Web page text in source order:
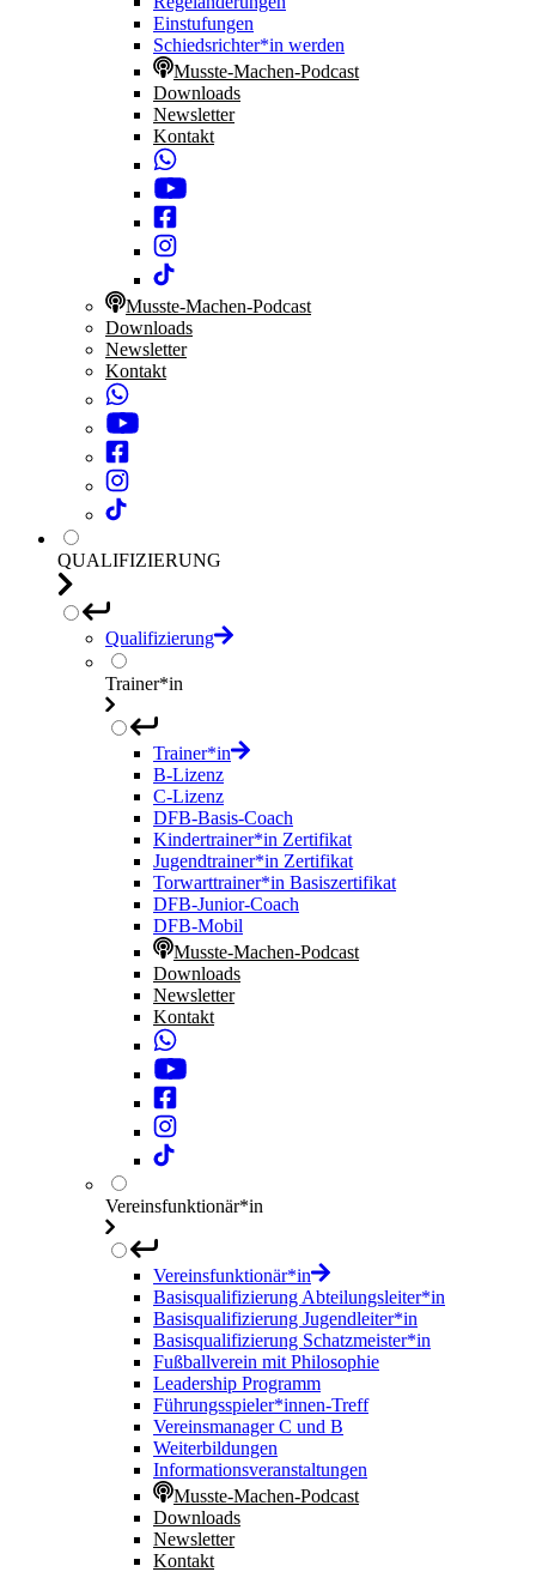
Einstufungen
Schiedsrichter*in werden
Musste-Machen-Podcast
Downloads
Newsletter
Kontakt
Musste-Machen-Podcast
Downloads
Newsletter
Kontakt
QUALIFIZIERUNG
Qualifizierung
Trainer*in
Trainer*in
B-Lizenz
C-Lizenz
DFB-Basis-Coach
Kindertrainer*in Zertifikat
Jugendtrainer*in Zertifikat
Torwarttrainer*in Basiszertifikat
DFB-Junior-Coach
DFB-Mobil
Musste-Machen-Podcast
Downloads
Newsletter
Kontakt
Vereinsfunktionär*in
Vereinsfunktionär*in
Basisqualifizierung Abteilungsleiter*in
Basisqualifizierung Jugendleiter*in
Basisqualifizierung Schatzmeister*in
Fußballverein mit Philosophie
Leadership Programm
Führungsspieler*innen-Treff
Vereinsmanager C und B
Weiterbildungen
Informationsveranstaltungen
Musste-Machen-Podcast
Downloads
Newsletter
Kontakt